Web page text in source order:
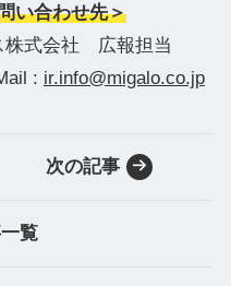
い合わせ先＞
株式会社 広報担当
: ir.info@migalo.co.jp
覧
次の記事